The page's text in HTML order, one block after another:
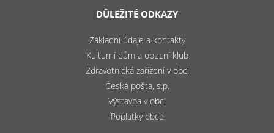
DŮLEŽITÉ ODKAZY
Základní údaje a kontakty
Kulturní dům a obecní klub
Zdravotnická zařízení v obci
Česká pošta, s.p.
Výstavba v obci
Poplatky obce